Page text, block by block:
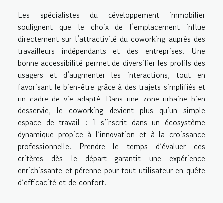
Les spécialistes du développement immobilier
soulignent que le choix de l’emplacement influe
directement sur l’attractivité du coworking auprès des
travailleurs indépendants et des entreprises. Une
bonne accessibilité permet de diversifier les profils des
usagers et d’augmenter les interactions, tout en
favorisant le bien-être grâce à des trajets simplifiés et
un cadre de vie adapté. Dans une zone urbaine bien
desservie, le coworking devient plus qu’un simple
espace de travail : il s’inscrit dans un écosystème
dynamique propice à l’innovation et à la croissance
professionnelle. Prendre le temps d’évaluer ces
critères dès le départ garantit une expérience
enrichissante et pérenne pour tout utilisateur en quête
d’efficacité et de confort.